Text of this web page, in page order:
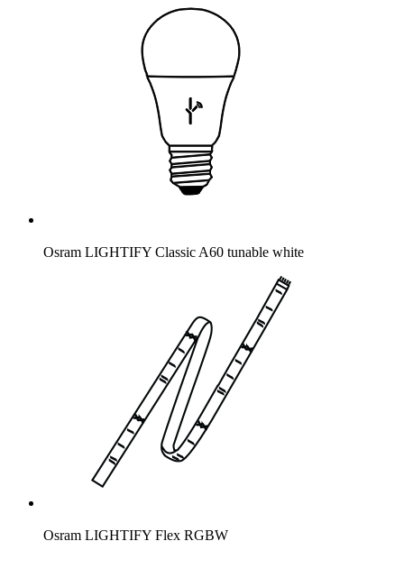
Osram LIGHTIFY Classic A60 tunable white
Osram LIGHTIFY Flex RGBW